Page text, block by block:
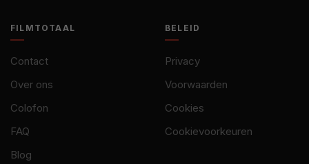
FILMTOTAAL
Contact
Over ons
Colofon
FAQ
Blog
BELEID
Privacy
Voorwaarden
Cookies
Cookievoorkeuren